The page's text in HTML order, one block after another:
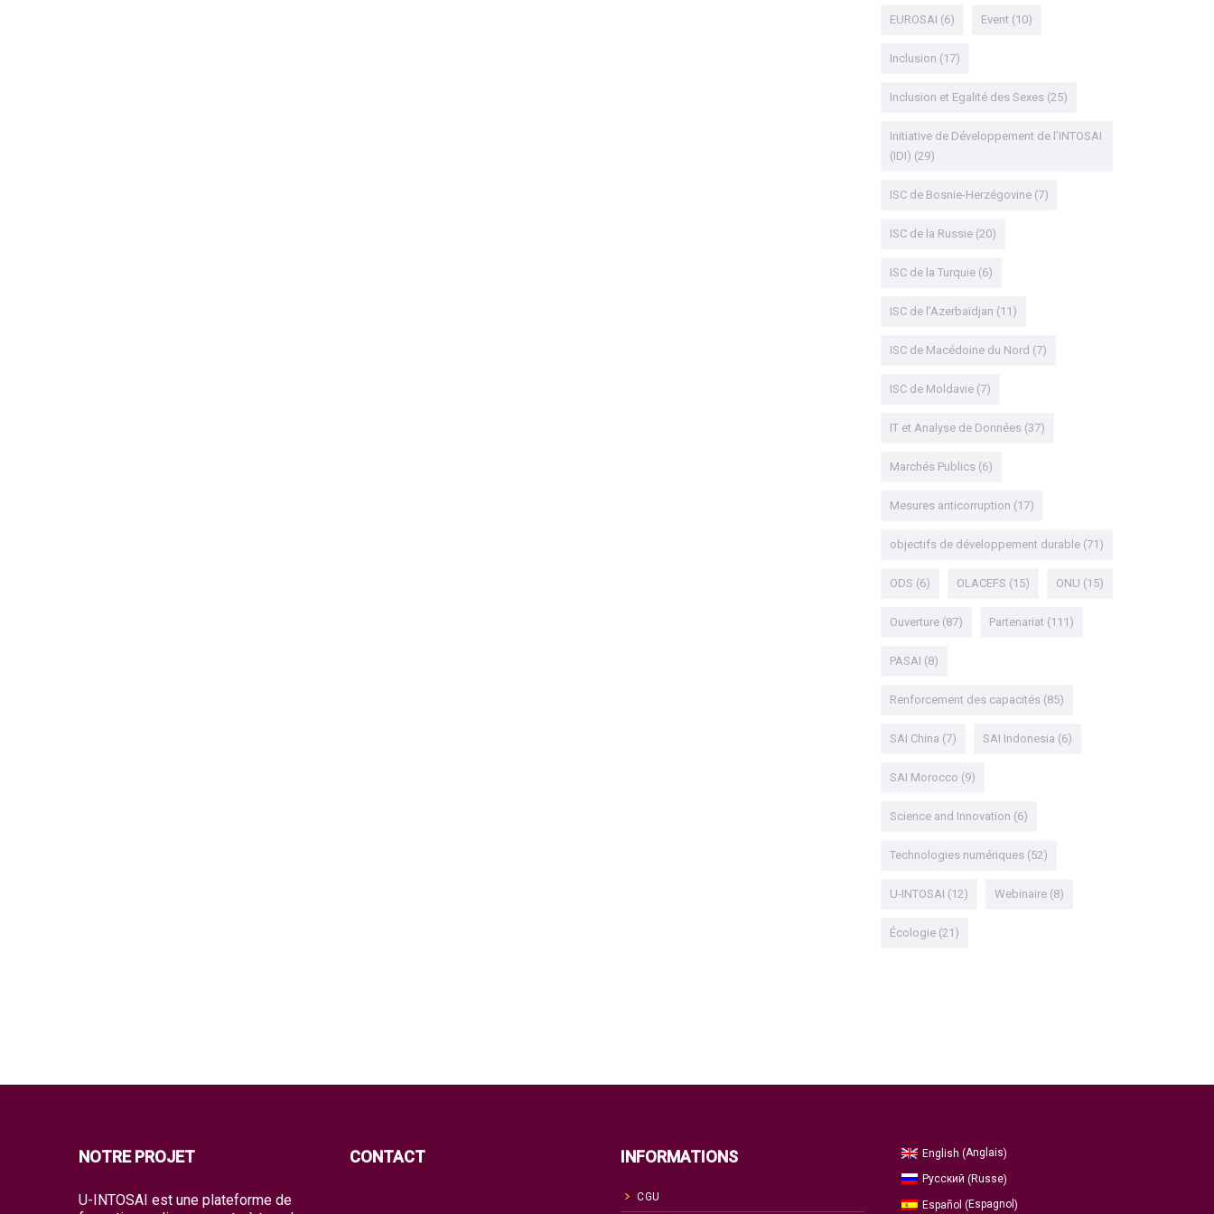
EUROSAI (6) Event (10)
Inclusion (17)
Inclusion et Egalité des Sexes(25)
Initiative de Développement de l’INTOSAI
(IDI) (29)
ISC de Bosnie-Herzégovine(7)
ISC de la Russie(20)
ISC de la Turquie(6)
ISC de l’Azerbaïdjan (11)
ISC de Macédoine du Nord (7)
ISC de Moldavie(7)
IT et Analyse de Données(37)
Marchés Publics(6)
Mesures anticorruption (17)
objectifs de développement durable(71)
ODS (6) OLACEFS (15) ONU (15)
Ouverture(87) Partenariat (111)
PASAI (8)
Renforcement des capacités(85)
SAI China (7) SAI Indonesia (6)
SAI Morocco (9)
Science and Innovation (6)
Technologies numériques(52)
U-INTOSAI (12) Webinaire(8)
Écologie(21)
NOTRE PROJET
U-INTOSAI est une plateforme de
CONTACT INFORMATIONS
CGU
English (Anglais)
Русский (Russe)
Español (Espagnol )